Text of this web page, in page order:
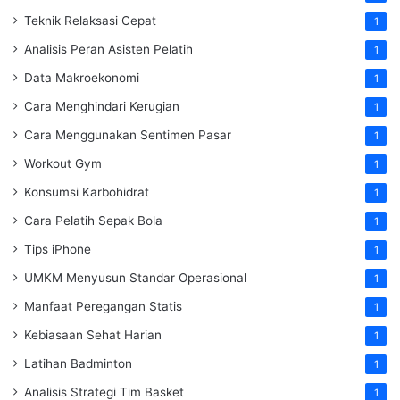
Teknik Relaksasi Cepat 1
Analisis Peran Asisten Pelatih 1
Data Makroekonomi 1
Cara Menghindari Kerugian 1
Cara Menggunakan Sentimen Pasar 1
Workout Gym 1
Konsumsi Karbohidrat 1
Cara Pelatih Sepak Bola 1
Tips iPhone 1
UMKM Menyusun Standar Operasional 1
Manfaat Peregangan Statis 1
Kebiasaan Sehat Harian 1
Latihan Badminton 1
Analisis Strategi Tim Basket 1